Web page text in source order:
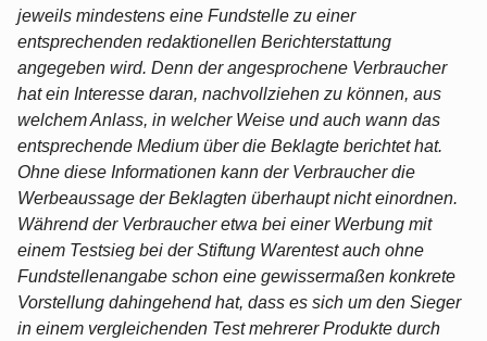
jeweils mindestens eine Fundstelle zu einer
entsprechenden redaktionellen Berichterstattung
angegeben wird. Denn der angesprochene Verbraucher
hat ein Interesse daran, nachvollziehen zu können, aus
welchem Anlass, in welcher Weise und auch wann das
entsprechende Medium über die Beklagte berichtet hat.
Ohne diese Informationen kann der Verbraucher die
Werbeaussage der Beklagten überhaupt nicht einordnen.
Während der Verbraucher etwa bei einer Werbung mit
einem Testsieg bei der Stiftung Warentest auch ohne
Fundstellenangabe schon eine gewissermaßen konkrete
Vorstellung dahingehend hat, dass es sich um den Sieger
in einem vergleichenden Test mehrerer Produkte durch